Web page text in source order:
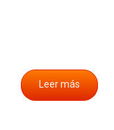
Leer más